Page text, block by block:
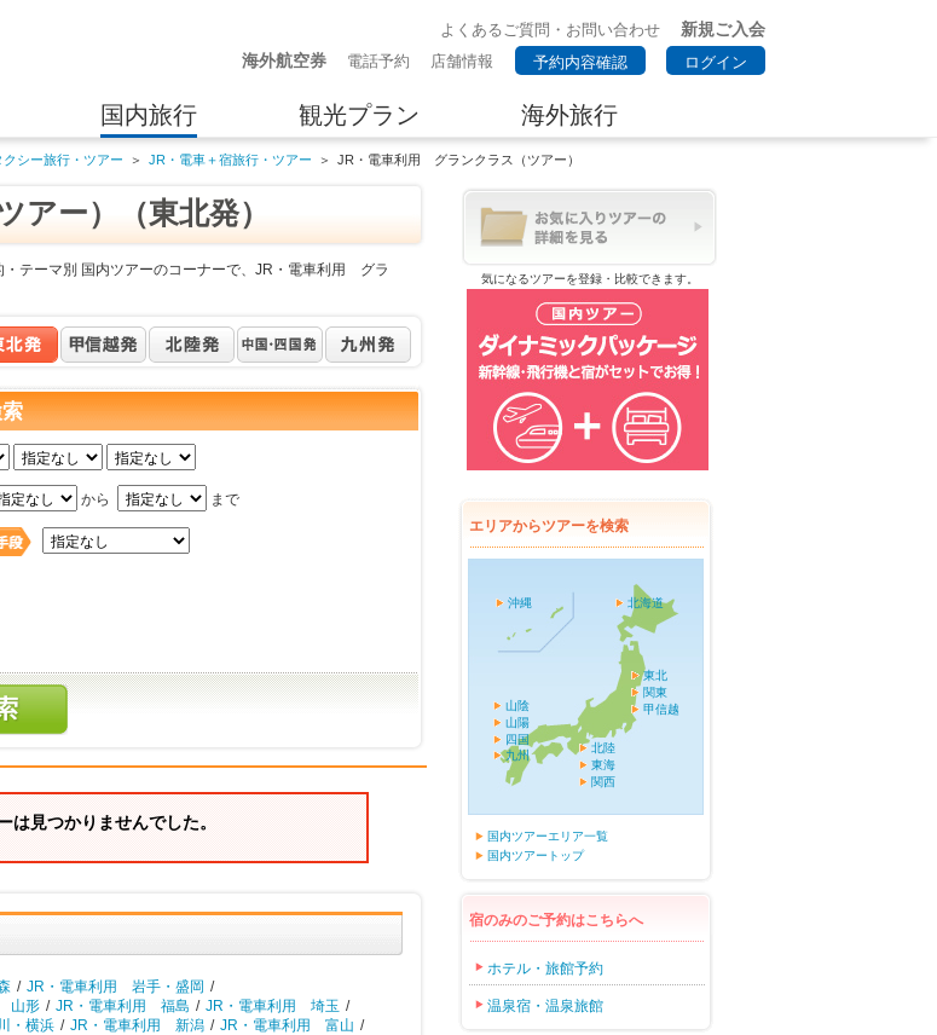
よくあるご質問・お問い合わせ
新規ご入会
海外航空券
電話予約 店舗情報 予約内容確認 ログイン
国内旅行 観光プラン 海外旅行
シー旅行・ツアー ＞ JR・電車＋宿旅行・ツアー ＞ JR・電車利用 グランクラス（ツアー）
ー）（東北発）
テーマ別 国内ツアーのコーナーで、JR・電車利用 グラ
から まで
は見つかりませんでした。
/ JR・電車利用 岩手・盛岡 /
山形 / JR・電車利用 福島 / JR・電車利用 埼玉 /
・横浜 / JR・電車利用 新潟 / JR・電車利用 富山 /
気になるツアーを登録・比較できます。
エリアからツアーを検索
北海道
東北
関東
甲信越
北陸
東海
関西
山陰
山陽
四国
九州
沖縄
国内ツアーエリア一覧
国内ツアートップ
宿のみのご予約はこちらへ
ホテル・旅館予約
温泉宿・温泉旅館